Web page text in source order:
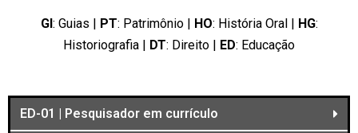
GI : Guias | PT: Patrimônio | HO: História Oral | HG:
Historiografia |
DT: Direito | ED: Educação
ED-01 | Pesquisador em currículo